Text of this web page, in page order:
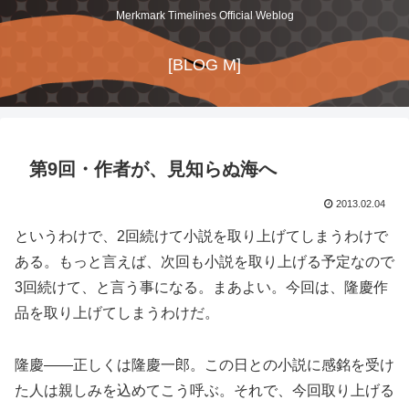
Merkmark Timelines Official Weblog
[BLOG M]
第9回・作者が、見知らぬ海へ
2013.02.04
というわけで、2回続けて小説を取り上げてしまうわけで
ある。もっと言えば、次回も小説を取り上げる予定なので
3回続けて、と言う事になる。まあよい。今回は、隆慶作
品を取り上げてしまうわけだ。
隆慶――正しくは隆慶一郎。この日との小説に感銘を受け
た人は親しみを込めてこう呼ぶ。それで、今回取り上げる